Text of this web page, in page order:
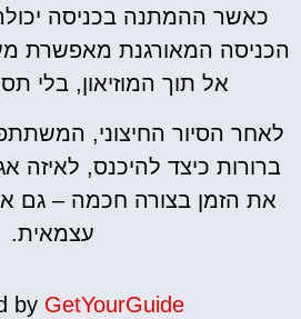
כאשר ההמתנה בכניסה
הכניסה המאורגנת מאפשרת
אל תוך המוזיאון, בלי
לאחר הסיור החיצוני,
ברורות כיצד להיכנס, לאיזה
את הזמן בצורה חכמה – גם
עצמאית.
by GetYourGuide